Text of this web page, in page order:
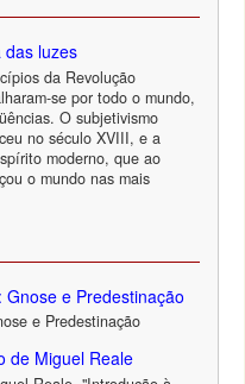
das luzes
da Revolução
se por todo o mundo,
O subjetivismo
no século XVIII, e a
moderno, que ao
o mundo nas mais
e Predestinação
e Predestinação
de Miguel Reale